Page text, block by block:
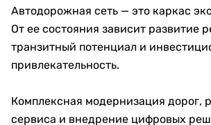
Автодорожная сеть — это каркас
От ее состояния зависит развитие
транзитный потенциал и
привлекательность.
Комплексная модернизация дорог,
сервиса и внедрение цифровых